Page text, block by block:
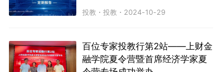
投教 ・投教 ・ 2024-10-29
百位专家投教行第2站——上财金
融学院夏令营暨首席经济学家夏